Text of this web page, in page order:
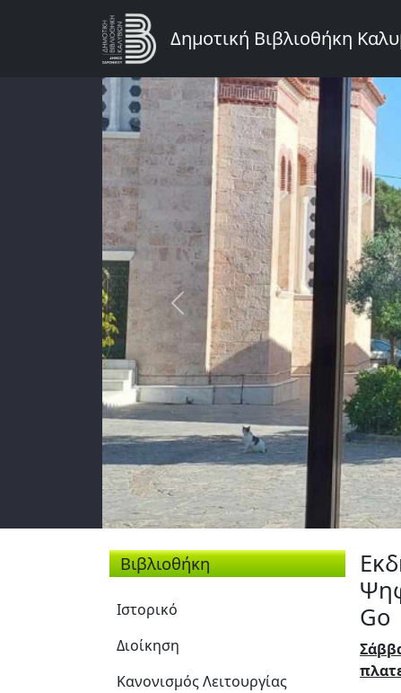
Παράκαμψη προς το κυρίως περιεχόμενο
Δημοτική Βιβλιοθήκη
Previous
Βιβλιοθήκη
Ιστορικό
Διοίκηση
Κανονισμός Λειτουργίας
Go